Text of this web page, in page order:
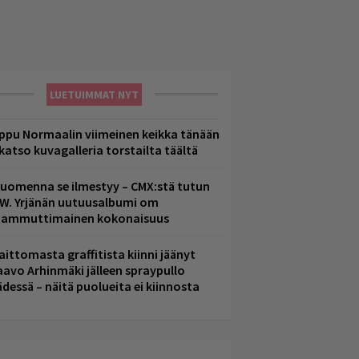
LUETUIMMAT NYT
Normaalin viimeinen keikka tänään
kuvagalleria torstailta täältä
se ilmestyy – CMX:stä tutun
Yrjänän uutuusalbumi om
kokonaisuus
graffitista kiinni jäänyt
Arhinmäki jälleen spraypullo
– näitä puolueita ei kiinnosta